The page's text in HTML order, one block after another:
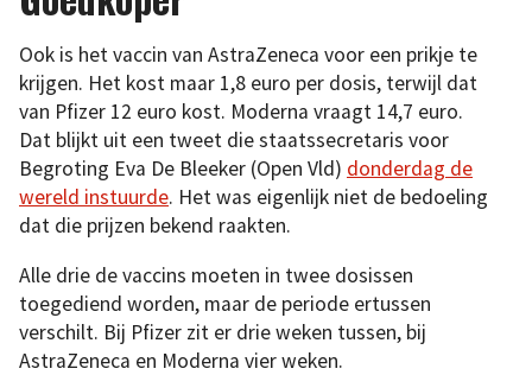
Ook is het vaccin van AstraZeneca voor een prikje te
krijgen. Het kost maar 1,8 euro per dosis, terwijl dat
van Pfizer 12 euro kost. Moderna vraagt 14,7 euro.
Dat blijkt uit een tweet die staatssecretaris voor
Begroting Eva De Bleeker (Open Vld) donderdag de
wereld instuurde. Het was eigenlijk niet de bedoeling
dat die prijzen bekend raakten.
Alle drie de vaccins moeten in twee dosissen
toegediend worden, maar de periode ertussen
verschilt. Bij Pfizer zit er drie weken tussen, bij
AstraZeneca en Moderna vier weken.